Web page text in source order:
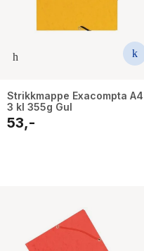
Strikkmappe Exacompta A4
3 kl 355g Gul
53,-